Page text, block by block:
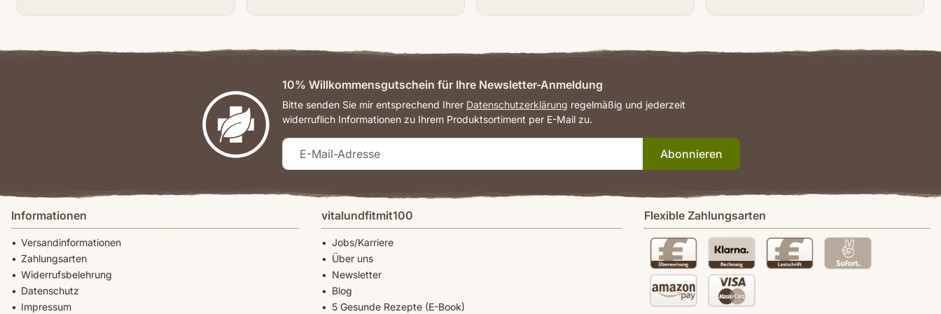
Informationen
Versandinformationen
Zahlungsarten
Widerrufsbelehrung
Datenschutz
Impressum
vitalundfitmit100
Jobs/Karriere
Über uns
Newsletter
Blog
5 Gesunde Rezepte (E-Book)
Flexible Zahlungsarten
10% Willkommensgutschein für Ihre Newsletter-Anmeldung
Bitte senden Sie mir entsprechend Ihrer Datenschutzerklärung regelmäßig und jederzeit
widerruflich Informationen zu Ihrem Produktsortiment per E-Mail zu.
Abonnieren